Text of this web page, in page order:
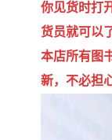
你见货时打
货员就可以
本店所有图
新，不必担